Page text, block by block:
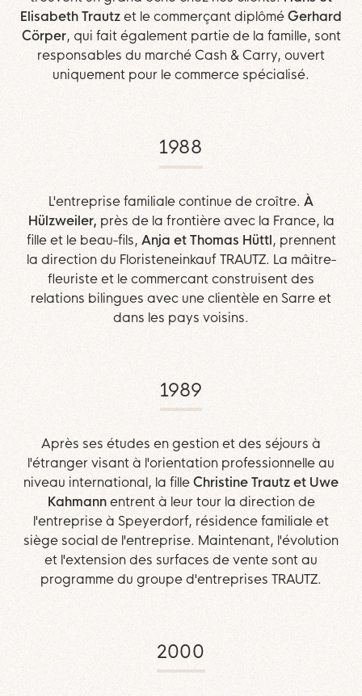
Elisabeth Trautz et le commerçant diplômé Gerhard
Cörper, qui fait également partie de la famille, sont
responsables du marché Cash & Carry, ouvert
uniquement pour le commerce spécialisé.
1988
L'entreprise familiale continue de croître. À
Hülzweiler, près de la frontière avec la France, la
fille et le beau-fils,Anja et Thomas Hüttl, prennent
la direction du Floristeneinkauf TRAUTZ. La mâitre-
fleuriste et le commercant construisent des
relations bilingues avec une clientèle en Sarre et
dans les pays voisins.
1989
Après ses études en gestion et des séjours à
l'étranger visant à l'orientation professionnelle au
niveau international, la fille Christine Trautz et Uwe
Kahmannentrent à leur tour la direction de
l'entreprise à Speyerdorf, résidence familiale et
siège social de l'entreprise. Maintenant, l'évolution
et l'extension des surfaces de vente sont au
programme du groupe d'entreprises TRAUTZ.
2000